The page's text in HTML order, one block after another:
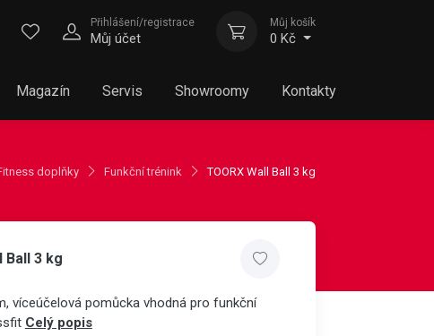
Přihlášení/registrace
Můj účet
Můj košík
0 Kč
Magazín Servis Showroomy Kontakty
doplňky Funkční trénink TOORX Wall Ball 3 kg
Ball 3 kg
víceúčelová pomůcka vhodná pro funkční
Celý popis